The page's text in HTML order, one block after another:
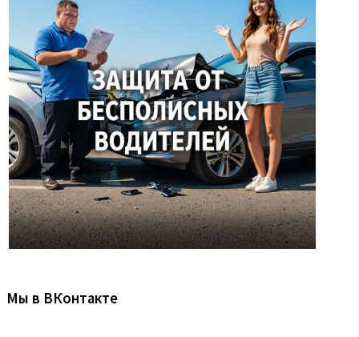
Мы в ВКонтакте